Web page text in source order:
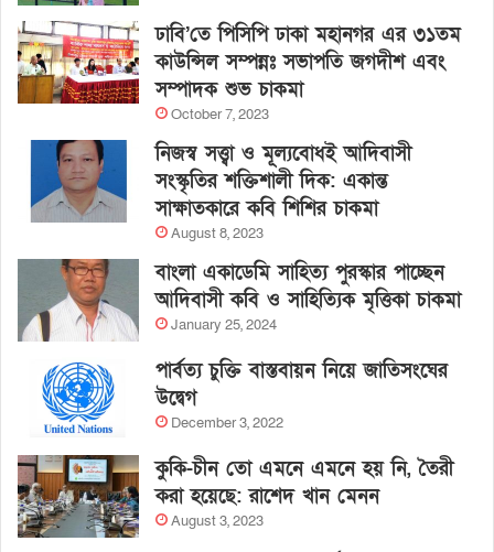
ঢাবি’তে পিসিপি ঢাকা মহানগর এর ৩১তম
কাউন্সিল সম্পন্নঃ সভাপতি জগদীশ এবং
সম্পাদক শুভ চাকমা
October 7, 2023
নিজস্ব সত্ত্বা ও মূল্যবোধই আদিবাসী
সংস্কৃতির শক্তিশালী দিক: একান্ত
সাক্ষাতকারে কবি শিশির চাকমা
August 8, 2023
বাংলা একাডেমি সাহিত্য পুরস্কার পাচ্ছেন
আদিবাসী কবি ও সাহিত্যিক মৃত্তিকা চাকমা
January 25, 2024
পার্বত্য চুক্তি বাস্তবায়ন নিয়ে জাতিসংঘের
উদ্বেগ
December 3, 2022
কুকি-চীন তো এমনে এমনে হয় নি, তৈরী
করা হয়েছে: রাশেদ খান মেনন
August 3, 2023